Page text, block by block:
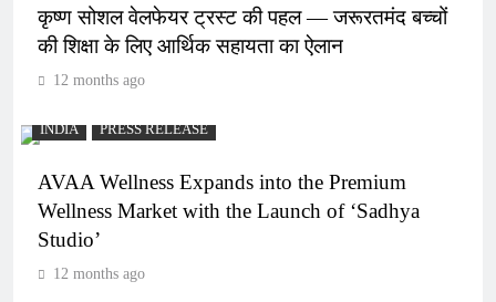
कृष्ण सोशल वेलफेयर ट्रस्ट की पहल — जरूरतमंद बच्चों
की शिक्षा के लिए आर्थिक सहायता का ऐलान
12 months ago
INDIA PRESS RELEASE
AVAA Wellness Expands into the Premium
Wellness Market with the Launch of ‘Sadhya
Studio’
12 months ago